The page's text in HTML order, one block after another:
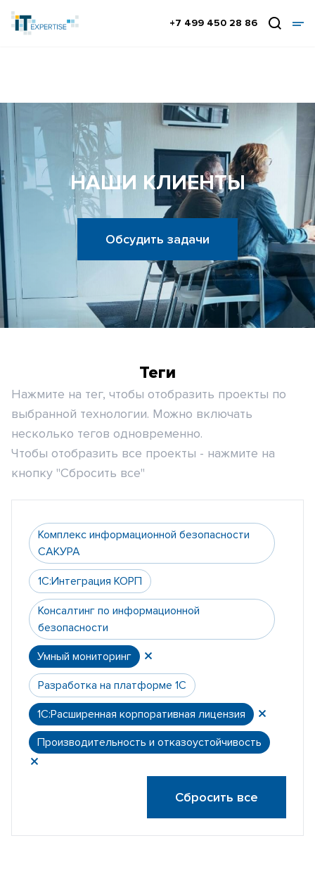
+7 499 450 28 86
НАШИ КЛИЕНТЫ
Обсудить задачи
Теги
Нажмите на тег, чтобы отобразить проекты по
выбранной технологии. Можно включать
несколько тегов одновременно.
Чтобы отобразить все проекты - нажмите на
кнопку "Сбросить все"
Комплекс информационной безопасности
САКУРА
1С:Интеграция КОРП
Консалтинг по информационной
безопасности
Умный мониторинг
Разработка на платформе 1С
1С:Расширенная корпоративная лицензия
Производительность и отказоустойчивость
Сбросить все